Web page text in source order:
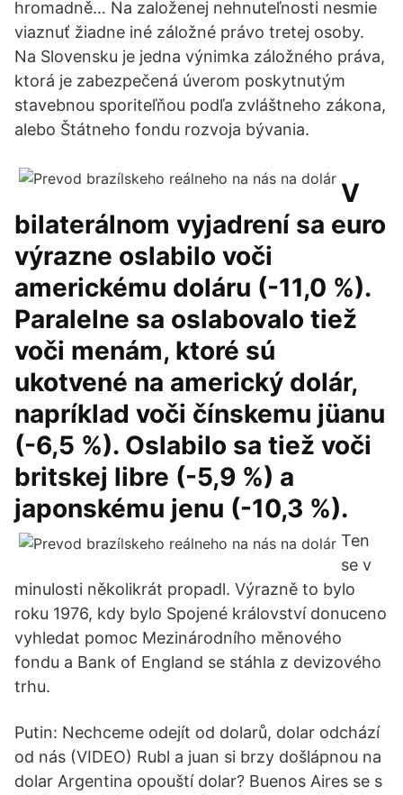
hromadně… Na založenej nehnuteľnosti nesmie
viaznuť žiadne iné záložné právo tretej osoby.
Na Slovensku je jedna výnimka záložného práva,
ktorá je zabezpečená úverom poskytnutým
stavebnou sporiteľňou podľa zvláštneho zákona,
alebo Štátneho fondu rozvoja bývania.
V
bilaterálnom vyjadrení sa euro
výrazne oslabilo voči
americkému doláru (-11,0 %).
Paralelne sa oslabovalo tiež
voči menám, ktoré sú
ukotvené na americký dolár,
napríklad voči čínskemu jüanu
(-6,5 %). Oslabilo sa tiež voči
britskej libre (-5,9 %) a
japonskému jenu (-10,3 %).
Ten
se v
minulosti několikrát propadl. Výrazně to bylo
roku 1976, kdy bylo Spojené království donuceno
vyhledat pomoc Mezinárodního měnového
fondu a Bank of England se stáhla z devizového
trhu.
Putin: Nechceme odejít od dolarů, dolar odchází
od nás (VIDEO) Rubl a juan si brzy došlápnou na
dolar Argentina opouští dolar? Buenos Aires se s